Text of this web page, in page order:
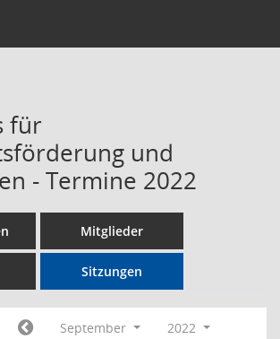
für
und
- Termine 2022
Mitglieder
Sitzungen
September
2022